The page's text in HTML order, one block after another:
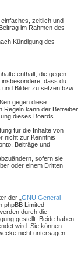
zeitlich und
im Rahmen des
Kündigung des
enthält, die gegen
dass du
Bilder zu setzen bzw.
gegen diese
Regeln kann der Betreiber
dieses Boards
für die Inhalte von
nicht zur Kenntnis
Beiträge und
sofern sie
oder einem Dritten
der „ GNU General
phpBB Limited
durch die
gestellt. Beide haben
wird. Sie können
nicht untersagen